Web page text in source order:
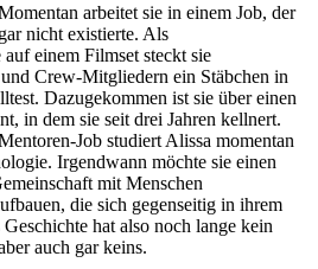
arbeitet sie in einem Job, der
nicht existierte. Als
einem Filmset steckt sie
Crew-Mitgliedern ein Stäbchen in
Dazugekommen ist sie über einen
in dem sie seit drei Jahren kellnert.
Job studiert Alissa momentan
Irgendwann möchte sie einen
mit Menschen
die sich gegenseitig in ihrem
hat also noch lange kein
auch gar keins.